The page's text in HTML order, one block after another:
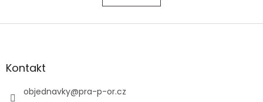
á
k
v
Z
aKontakt
objednavky@pra-p-or.cz